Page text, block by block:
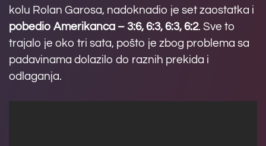
kolu Rolan Garosa, nadoknadio je set zaostatka i
pobedio Amerikanca – 3:6, 6:3, 6:3, 6:2. Sve to
trajalo je oko tri sata, pošto je zbog problema sa
padavinama dolazilo do raznih prekida i
odlaganja.